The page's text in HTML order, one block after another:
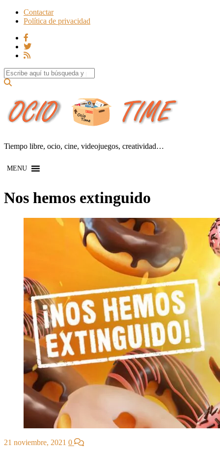
Contactar
Política de privacidad
Search for:
Tiempo libre, ocio, cine, videojuegos, creatividad…
MENU
Nos hemos extinguido
21 noviembre, 2021 0